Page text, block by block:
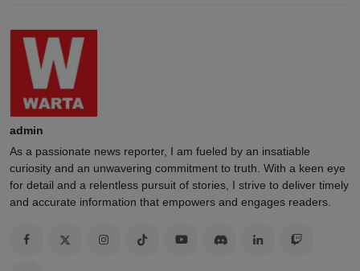
admin
As a passionate news reporter, I am fueled by an insatiable
curiosity and an unwavering commitment to truth. With a keen eye
for detail and a relentless pursuit of stories, I strive to deliver timely
and accurate information that empowers and engages readers.